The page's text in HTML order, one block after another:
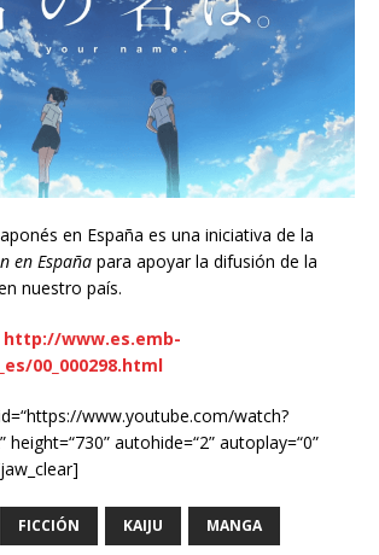
en España es una iniciativa de la
en España para apoyar la difusión de la
nuestro país.
http://www.es.emb-
00_000298.html
www.youtube.com/watch?
height=“730” autohide=“2” autoplay=“0”
FICCIÓN KAIJU MANGA